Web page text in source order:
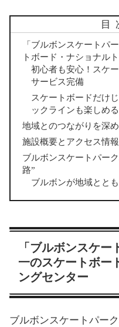
目
「ブルボンスケートパ
トボード・ナショナル
初心者も安心！スケ
サービス完備
スケートボードだけ
ックラインも楽しめる
地域とのつながりを深
施設概要とアクセス情報
ブルボンスケートパー
路”
ブルボンが地域とと
「ブルボンスケ
一のスケートボー
ングセンター
ブルボンスケートパー